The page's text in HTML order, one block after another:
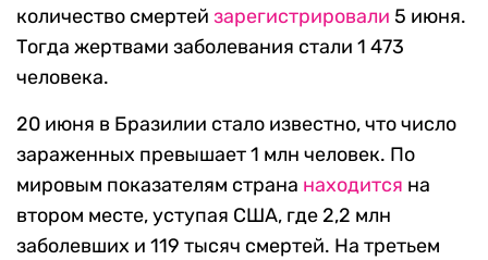
количество смертей зарегистрировали 5 июня.
Тогда жертвами заболевания стали 1 473
человека.
20 июня в Бразилии стало известно, что число
зараженных превышает 1 млн человек. По
мировым показателям страна находится на
втором месте, уступая США, где 2,2 млн
заболевших и 119 тысяч смертей. На третьем